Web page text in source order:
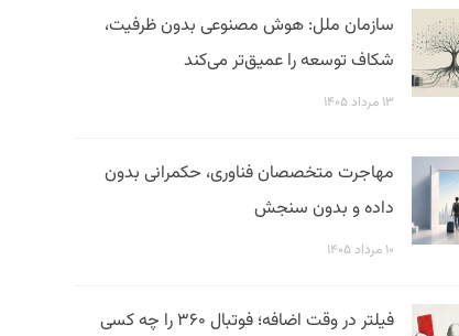
سازمان ملل: هوش مصنوعی بدون ظرفیت،
شکاف توسعه را عمیق‌تر می‌کند
۱۳ مرداد ۱۴۰۵
مهاجرت متخصصان فناوری، حکمرانی بدون
داده و بدون سنجش
۱۰ مرداد ۱۴۰۵
فیلتر در وقت اضافه؛ فوتبال ۳۶۰ را چه کسی